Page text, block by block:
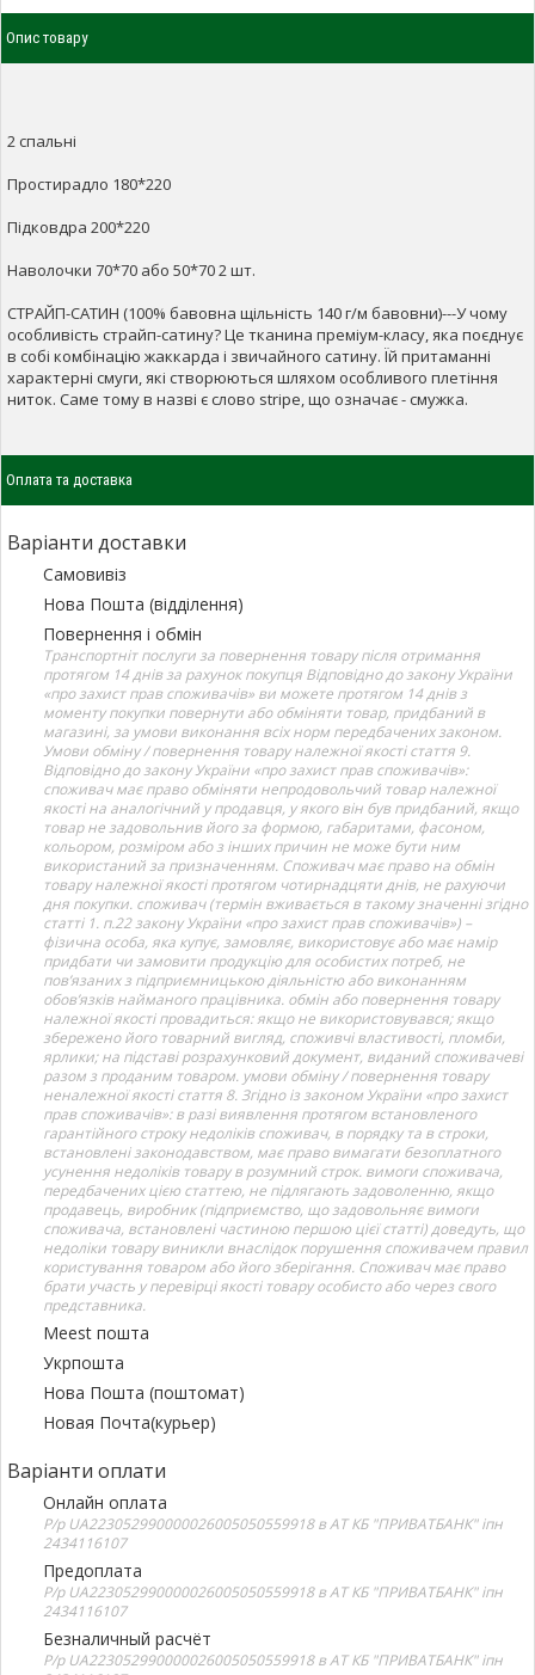
Опис товару
2 спальні
Простирадло 180*220
Підковдра 200*220
Наволочки 70*70 або 50*70 2 шт.
СТРАЙП-САТИН (100% бавовна щільність 140 г/м бавовни)---У чому
особливість страйп-сатину? Це тканина преміум-класу, яка поєднує
в собі комбінацію жаккарда і звичайного сатину. Їй притаманні
характерні смуги, які створюються шляхом особливого плетіння
ниток. Саме тому в назві є слово stripe, що означає - смужка.
Оплата та доставка
Варіанти доставки
Самовивіз
Нова Пошта (відділення)
Повернення і обмін
Транспортніт послуги за повернення товару після отримання
протягом 14 днів за рахунок покупця Відповідно до закону України
«про захист прав споживачів» ви можете протягом 14 днів з
моменту покупки повернути або обміняти товар, придбаний в
магазині, за умови виконання всіх норм передбачених законом.
Умови обміну / повернення товару належної якості стаття 9.
Відповідно до закону України «про захист прав споживачів»:
споживач має право обміняти непродовольчий товар належної
якості на аналогічний у продавця, у якого він був придбаний, якщо
товар не задовольнив його за формою, габаритами, фасоном,
кольором, розміром або з інших причин не може бути ним
використаний за призначенням. Споживач має право на обмін
товару належної якості протягом чотирнадцяти днів, не рахуючи
дня покупки. споживач (термін вживається в такому значенні згідно
статті 1. п.22 закону України «про захист прав споживачів») –
фізична особа, яка купує, замовляє, використовує або має намір
придбати чи замовити продукцію для особистих потреб, не
пов’язаних з підприємницькою діяльністю або виконанням
обов’язків найманого працівника. обмін або повернення товару
належної якості провадиться: якщо не використовувався; якщо
збережено його товарний вигляд, споживчі властивості, пломби,
ярлики; на підставі розрахунковий документ, виданий споживачеві
разом з проданим товаром. умови обміну / повернення товару
неналежної якості стаття 8. Згідно із законом України «про захист
прав споживачів»: в разі виявлення протягом встановленого
гарантійного строку недоліків споживач, в порядку та в строки,
встановлені законодавством, має право вимагати безоплатного
усунення недоліків товару в розумний строк. вимоги споживача,
передбачених цією статтею, не підлягають задоволенню, якщо
продавець, виробник (підприємство, що задовольняє вимоги
споживача, встановлені частиною першою цієї статті) доведуть, що
недоліки товару виникли внаслідок порушення споживачем правил
користування товаром або його зберігання. Споживач має право
брати участь у перевірці якості товару особисто або через свого
представника.
Meest пошта
Укрпошта
Нова Пошта (поштомат)
Новая Почта(курьер)
Варіанти оплати
Онлайн оплата
Р/р UA223052990000026005050559918 в АТ КБ "ПРИВАТБАНК" іпн
2434116107
Предоплата
Р/р UA223052990000026005050559918 в АТ КБ "ПРИВАТБАНК" іпн
2434116107
Безналичный расчёт
Р/р UA223052990000026005050559918 в АТ КБ "ПРИВАТБАНК" іпн